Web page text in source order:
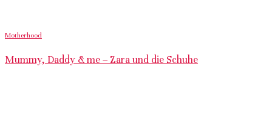
Motherhood
Mummy, Daddy & me – Zara und die Schuhe